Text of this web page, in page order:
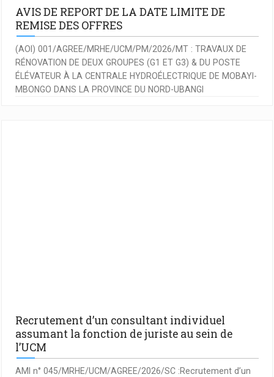
AVIS DE REPORT DE LA DATE LIMITE DE
REMISE DES OFFRES
(AOI) 001/AGREE/MRHE/UCM/PM/2026/MT : TRAVAUX DE
RÉNOVATION DE DEUX GROUPES (G1 ET G3) & DU POSTE
ÉLÉVATEUR À LA CENTRALE HYDROÉLECTRIQUE DE MOBAYI-
MBONGO DANS LA PROVINCE DU NORD-UBANGI
Recrutement d’un consultant individuel
assumant la fonction de juriste au sein de
l’UCM
AMI n° 045/MRHE/UCM/AGREE/2026/SC :Recrutement d’un